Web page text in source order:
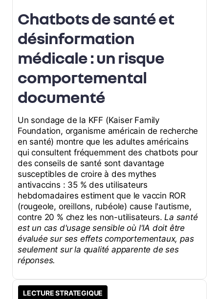
Chatbots de santé et
désinformation
médicale : un risque
comportemental
documenté
Un sondage de la KFF (Kaiser Family
Foundation, organisme américain de recherche
en santé) montre que les adultes américains
qui consultent fréquemment des chatbots pour
des conseils de santé sont davantage
susceptibles de croire à des mythes
antivaccins : 35 % des utilisateurs
hebdomadaires estiment que le vaccin ROR
(rougeole, oreillons, rubéole) cause l'autisme,
contre 20 % chez les non-utilisateurs. La santé
est un cas d'usage sensible où l'IA doit être
évaluée sur ses effets comportementaux, pas
seulement sur la qualité apparente de ses
réponses.
LECTURE STRATEGIQUE